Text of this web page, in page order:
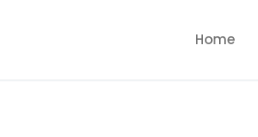
Home